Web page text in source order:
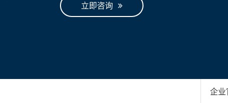
立即咨询
企业